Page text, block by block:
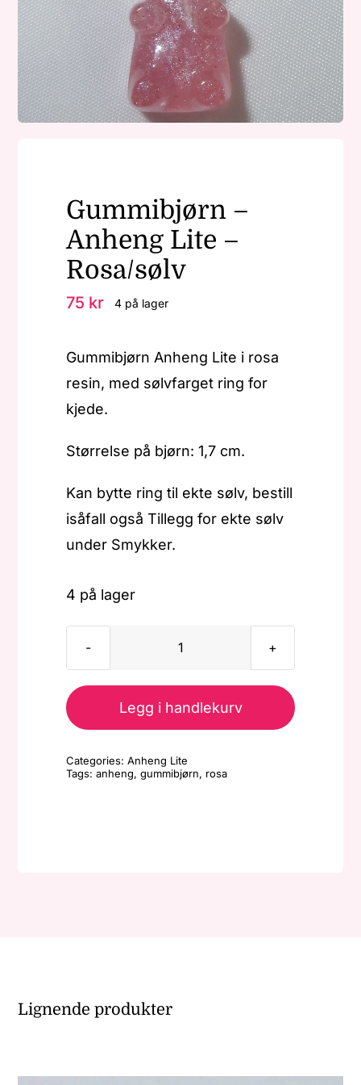
Nøkkelringer
Julepynt
Gummibjørn –
Anheng Lite –
Rosa/sølv
75 kr 4 på lager
Gummibjørn Anheng Lite i rosa
resin, med sølvfarget ring for
kjede.
Størrelse på bjørn: 1,7 cm.
Kan bytte ring til ekte sølv, bestill
isåfall også Tillegg for ekte sølv
under Smykker.
4 på lager
Gummibjørn
Anheng
Rosa/sølv
Legg i handlekurv
Categories:Anheng Lite
Tags:anheng,gummibjørn, rosa
Lignende produkter